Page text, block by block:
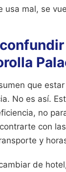
usa mal, se
que
No es así.
no
con
y
de